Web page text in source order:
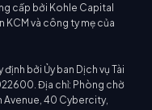
cấp bởi Kohle Capital
KCM và công ty mẹ của
bởi Ủy ban Dịch vụ Tài
Địa chỉ: Phòng chờ
Avenue, 40 Cybercity,